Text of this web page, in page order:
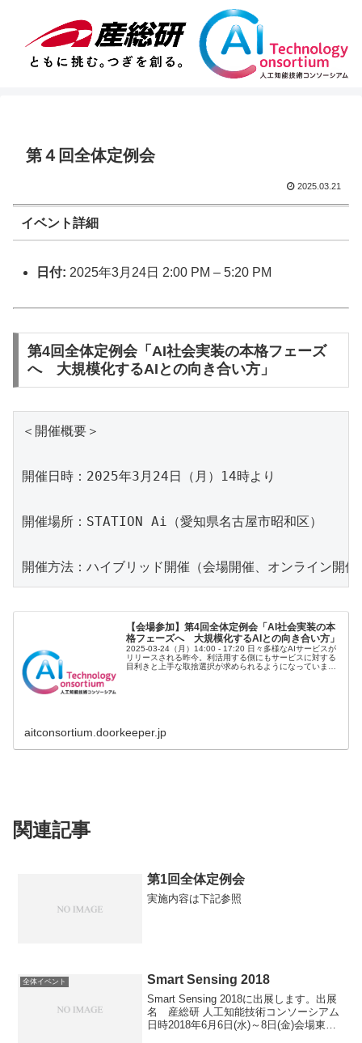
第４回全体定例会
2025.03.21
イベント詳細
日付: 2025年3月24日 2:00 PM –5:20 PM
第4回全体定例会「AI社会実装の本格フェーズ
へ 大規模化するAIとの向き合い方」
＜開催概要＞
開催日時： 2025年3月 24日（月） 14時より
開催場所： STATION Ai （愛知県名古屋市昭和区）
開催方法：ハイブリッド開催（会場開催、オンライン開催
【会場参加】第4回全体定例会「AI社会実装の本
格フェーズへ 大規模化するAIとの向き合い方」
2025-03-24（月）14:00 - 17:20 日々多様なAIサービスが
リリースされる昨今。利活用する側にもサービスに対する
目利きと上手な取捨選択が求められるようになっていま
aitconsortium.doorkeeper.jp
関連記事
第1回全体定例会
実施内容は下記参照
全体イベント Smart Sensing 2018
Smart Sensing 2018に出展します。出展
名 産総研 人工知能技術コンソーシアム
日時2018年6月6日(水)～8日(金)会場東京